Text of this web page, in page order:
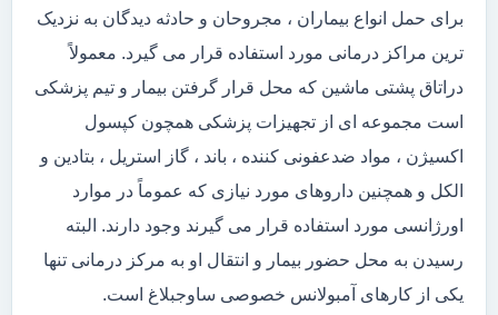
برای حمل انواع بیماران ، مجروحان و حادثه دیدگان به نزدیک
ترین مراکز درمانی مورد استفاده قرار می گیرد. معمولاً
دراتاق پشتی ماشین که محل قرار گرفتن بیمار و تیم پزشکی
است مجموعه ای از تجهیزات پزشکی همچون کپسول
اکسیژن ، مواد ضدعفونی کننده ، باند ، گاز استریل ، بتادین و
الکل و همچنین داروهای مورد نیازی که عموماً در موارد
اورژانسی مورد استفاده قرار می گیرند وجود دارند. البته
رسیدن به محل حضور بیمار و انتقال او به مرکز درمانی تنها
یکی از کارهای آمبولانس خصوصی ساوجبلاغ است.